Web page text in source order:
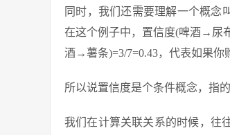
同时，我们还需要理解一个概念
在这个例子中，置信度(啤酒→尿
酒→薯条)=3/7=0.43，代表如果你
所以说置信度是个条件概念，指
我们在计算关联关系的时候，往